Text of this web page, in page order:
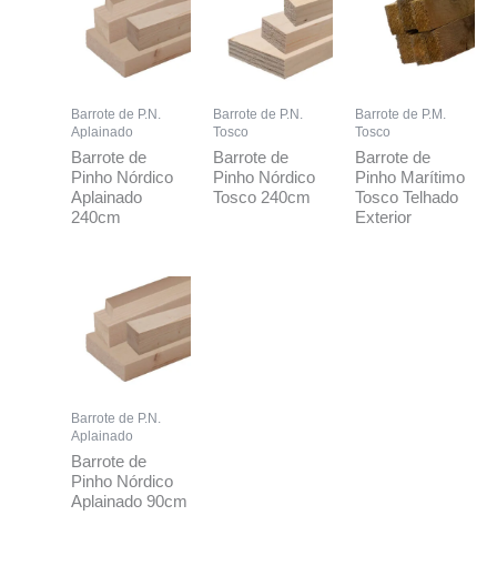
Barrote de P.N.
Aplainado
Barrote de
Pinho Nórdico
Aplainado
240cm
Barrote de P.N.
Tosco
Barrote de
Pinho Nórdico
Tosco 240cm
Barrote de P.M.
Tosco
Barrote de
Pinho Marítimo
Tosco Telhado
Exterior
Barrote de P.N.
Aplainado
Barrote de
Pinho Nórdico
Aplainado 90cm